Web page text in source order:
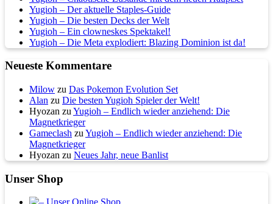
Yugioh – Der aktuelle Staples-Guide
Yugioh – Die besten Decks der Welt
Yugioh – Ein clowneskes Spektakel!
Yugioh – Die Meta explodiert: Blazing Dominion ist da!
Neueste Kommentare
Milow zu Das Pokemon Evolution Set
Alan zu Die besten Yugioh Spieler der Welt!
Hyozan zu Yugioh – Endlich wieder anziehend: Die
Magnetkrieger
Gameclash zu Yugioh – Endlich wieder anziehend: Die
Magnetkrieger
Hyozan zu Neues Jahr, neue Banlist
Unser Shop